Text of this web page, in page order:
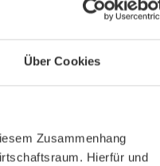
Über Cookies
Zusammenhang
Hierfür und